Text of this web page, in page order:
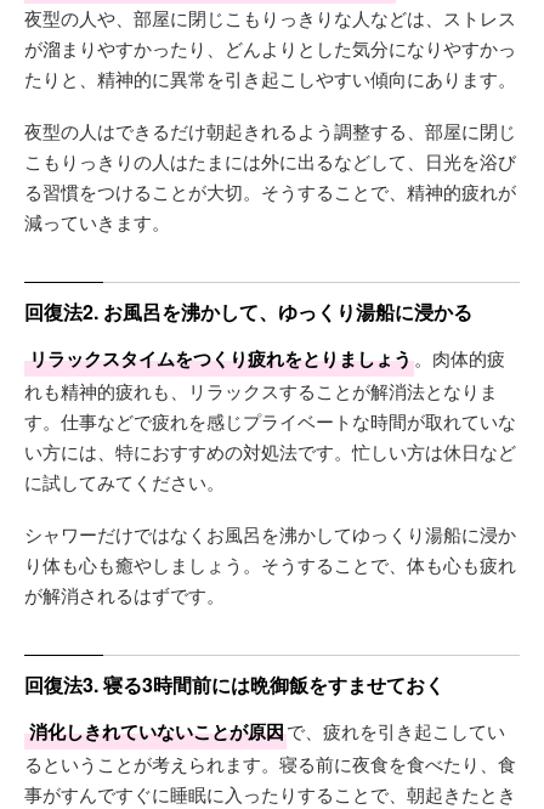
夜型の人や、部屋に閉じこもりっきりな人などは、ストレス
が溜まりやすかったり、どんよりとした気分になりやすかっ
たりと、精神的に異常を引き起こしやすい傾向にあります。
夜型の人はできるだけ朝起きれるよう調整する、部屋に閉じ
こもりっきりの人はたまには外に出るなどして、日光を浴び
る習慣をつけることが大切。そうすることで、精神的疲れが
減っていきます。
回復法2. お風呂を沸かして、ゆっくり湯船に浸かる
リラックスタイムをつくり疲れをとりましょう。肉体的疲
れも精神的疲れも、リラックスすることが解消法となりま
す。仕事などで疲れを感じプライベートな時間が取れていな
い方には、特におすすめの対処法です。忙しい方は休日など
に試してみてください。
シャワーだけではなくお風呂を沸かしてゆっくり湯船に浸か
り体も心も癒やしましょう。そうすることで、体も心も疲れ
が解消されるはずです。
回復法3. 寝る3時間前には晩御飯をすませておく
消化しきれていないことが原因で、疲れを引き起こしてい
るということが考えられます。寝る前に夜食を食べたり、食
事がすんですぐに睡眠に入ったりすることで、朝起きたとき